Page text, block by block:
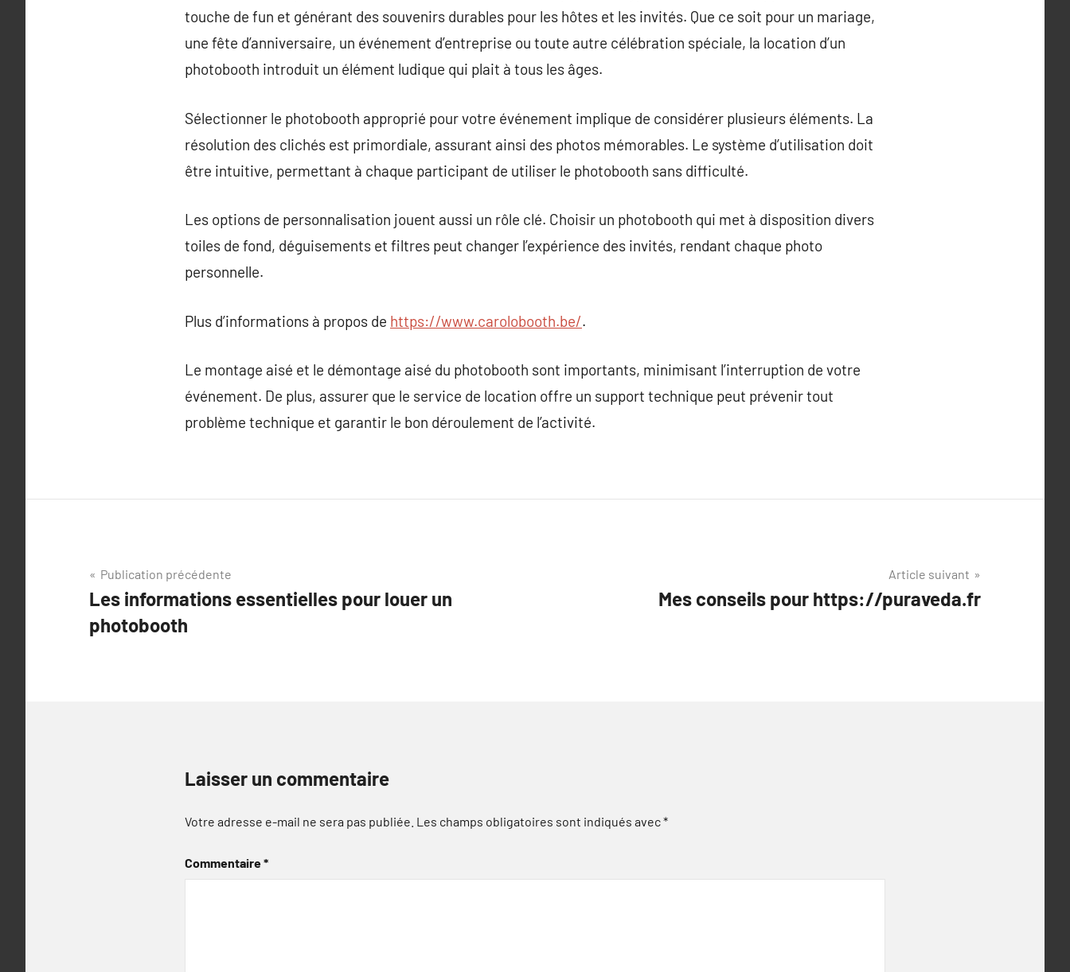
touche de fun et générant des souvenirs durables pour les hôtes et les invités. Que ce soit pour un mariage,
une fête d’anniversaire, un événement d’entreprise ou toute autre célébration spéciale, la location d’un
photobooth introduit un élément ludique qui plait à tous les âges.
Sélectionner le photobooth approprié pour votre événement implique de considérer plusieurs éléments. La
résolution des clichés est primordiale, assurant ainsi des photos mémorables. Le système d’utilisation doit
être intuitive, permettant à chaque participant de utiliser le photobooth sans difficulté.
Les options de personnalisation jouent aussi un rôle clé. Choisir un photobooth qui met à disposition divers
toiles de fond, déguisements et filtres peut changer l’expérience des invités, rendant chaque photo
personnelle.
Plus d’informations à propos de https://www.carolobooth.be/.
Le montage aisé et le démontage aisé du photobooth sont importants, minimisant l’interruption de votre
événement. De plus, assurer que le service de location offre un support technique peut prévenir tout
problème technique et garantir le bon déroulement de l’activité.
Navigation
de
l’article
Publication précédente
Les informations essentielles pour louer un
photobooth
Article suivant
Mes conseils pour https://puraveda.fr
Laisser un commentaire
Votre adresse e-mail ne sera pas publiée. Les champs obligatoires sont indiqués avec*
Commentaire*